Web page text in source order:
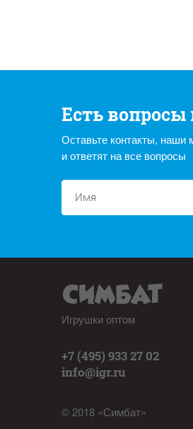
Есть вопросы
Оставьте контакты,
и ответят на все вопросы
Игрушки оптом
+7 (495) 933 27 02
info@igr.ru
© 2018 «Симбат»